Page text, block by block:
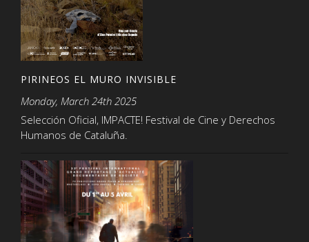
PIRINEOS EL MURO INVISIBLE
Monday, March 24th 2025
Selección Oficial, IMPACTE! Festival de Cine y Derechos
Humanos de Cataluña.